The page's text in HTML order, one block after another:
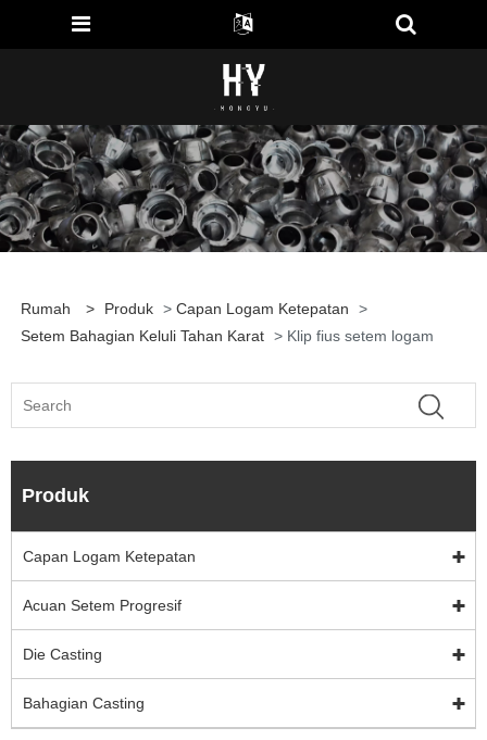
Rumah > Produk > Capan Logam Ketepatan
>
Setem Bahagian Keluli Tahan Karat > Klip fius setem logam
Produk
Capan Logam Ketepatan
Acuan Setem Progresif
Die Casting
Bahagian Casting